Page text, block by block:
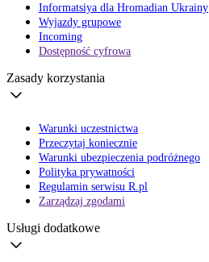
Informatsiya dla Hromadian Ukrainy
Wyjazdy grupowe
Incoming
Dostępność cyfrowa
Zasady korzystania
Warunki uczestnictwa
Przeczytaj koniecznie
Warunki ubezpieczenia podróżnego
Polityka prywatności
Regulamin serwisu R.pl
Zarządzaj zgodami
Usługi dodatkowe